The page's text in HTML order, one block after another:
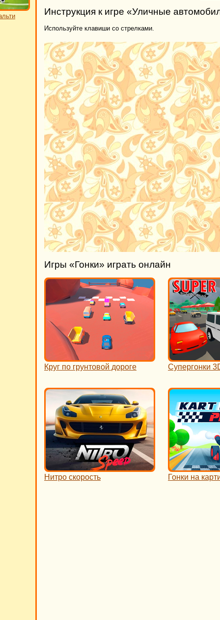
Инструкция к игре «Уличные
Используйте клавиши со стрелками.
Игры «Гонки» играть онлайн
Круг по грунтовой дороге Супергонки
Нитро скорость Гонки на